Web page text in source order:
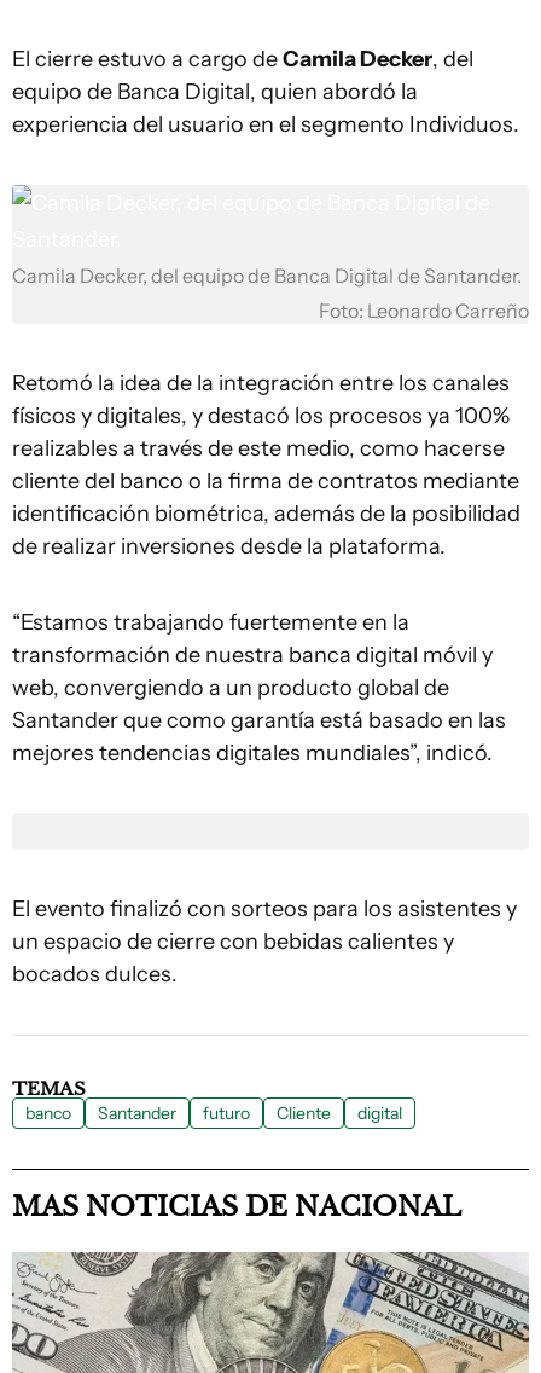
El cierre estuvo a cargo deCamila Decker, del
equipo de Banca Digital, quien abordó la
experiencia del usuario en el segmento Individuos.
Camila Decker, del equipo de Banca Digital de Santander.
Foto: Leonardo Carreño
Retomó la idea de la integración entre los canales
físicos y digitales, y destacó los procesos ya 100%
realizables a través de este medio, como hacerse
cliente del banco o la firma de contratos mediante
identificación biométrica, además de la posibilidad
de realizar inversiones desde la plataforma.
“Estamos trabajando fuertemente en la
transformación de nuestra banca digital móvil y
web, convergiendo a un producto global de
Santander que como garantía está basado en las
mejores tendencias digitales mundiales”, indicó.
El evento finalizó con sorteos para los asistentes y
un espacio de cierre con bebidas calientes y
bocados dulces.
TEMAS
banco Santander futuro Cliente digital
MAS NOTICIAS DE NACIONAL